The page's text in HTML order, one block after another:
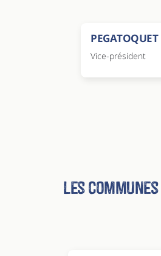
Vice-président
Les